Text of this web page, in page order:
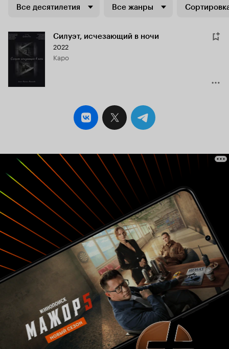
Все десятилетия Все жанры
Силуэт, исчезающий в ночи
2022
Каро